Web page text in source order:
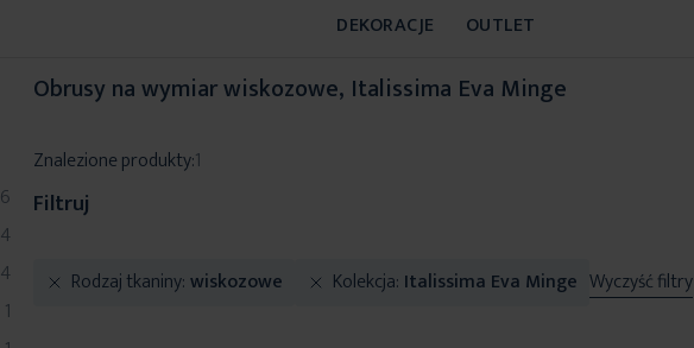
DEKORACJE
OUTLET
Obrusy na wymiar wiskozowe, Italissima Eva Minge
Znalezione produkty:1
Filtruj
Rodzaj tkaniny wiskozowe Kolekcja Italissima Eva Minge Wyczyść filtry
6
produkty
4
produkty
4
produkty
1produkt